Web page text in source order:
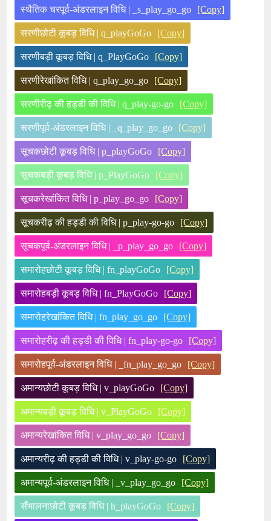
स्थैतिक चरपूर्व-अंडरलाइन विधि | _s_play_go_go [Copy]
सरणीछोटी कूबड़ विधि | q_playGoGo [Copy]
सरणीबड़ी कूबड़ विधि | q_PlayGoGo [Copy]
सरणीरेखांकित विधि | q_play_go_go [Copy]
सरणीरीढ़ की हड्डी की विधि | q_play-go-go [Copy]
सरणीपूर्व-अंडरलाइन विधि | _q_play_go_go [Copy]
सूचकछोटी कूबड़ विधि | p_playGoGo [Copy]
सूचकबड़ी कूबड़ विधि | p_PlayGoGo [Copy]
सूचकरेखांकित विधि | p_play_go_go [Copy]
सूचकरीढ़ की हड्डी की विधि | p_play-go-go [Copy]
सूचकपूर्व-अंडरलाइन विधि | _p_play_go_go [Copy]
समारोहछोटी कूबड़ विधि | fn_playGoGo [Copy]
समारोहबड़ी कूबड़ विधि | fn_PlayGoGo [Copy]
समारोहरेखांकित विधि | fn_play_go_go [Copy]
समारोहरीढ़ की हड्डी की विधि | fn_play-go-go [Copy]
समारोहपूर्व-अंडरलाइन विधि | _fn_play_go_go [Copy]
अमान्यछोटी कूबड़ विधि | v_playGoGo [Copy]
अमान्यबड़ी कूबड़ विधि | v_PlayGoGo [Copy]
अमान्यरेखांकित विधि | v_play_go_go [Copy]
अमान्यरीढ़ की हड्डी की विधि | v_play-go-go [Copy]
अमान्यपूर्व-अंडरलाइन विधि | _v_play_go_go [Copy]
सँभालनाछोटी कूबड़ विधि | h_playGoGo [Copy]